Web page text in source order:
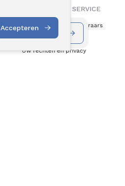
Accepteren
INFORMATIE & SERVICE
Vergoeding zorgverzekeraars
Klachten
Uw rechten en privacy